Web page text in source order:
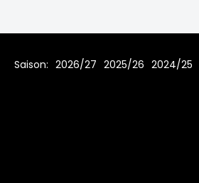
Saison: 2026/27 2025/26 2024/25